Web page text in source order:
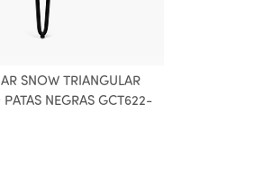
SNOW TRIANGULAR
PATAS NEGRAS GCT622-